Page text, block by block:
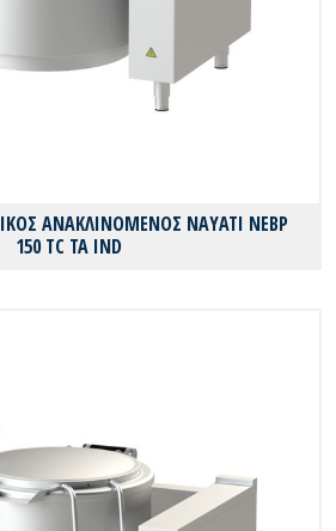
ΑΝΑΚΛΙΝΟΜΕΝΟΣ NAYATI NEBP
150 TC TA IND